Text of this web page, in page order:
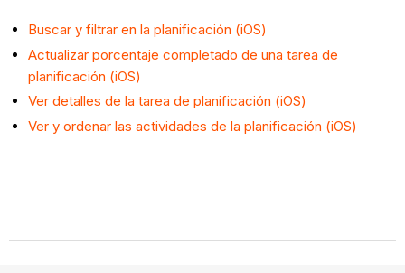
Buscar y filtrar en la planificación (iOS)
Actualizar porcentaje completado de una tarea de
planificación (iOS)
Ver detalles de la tarea de planificación (iOS)
Ver y ordenar las actividades de la planificación (iOS)